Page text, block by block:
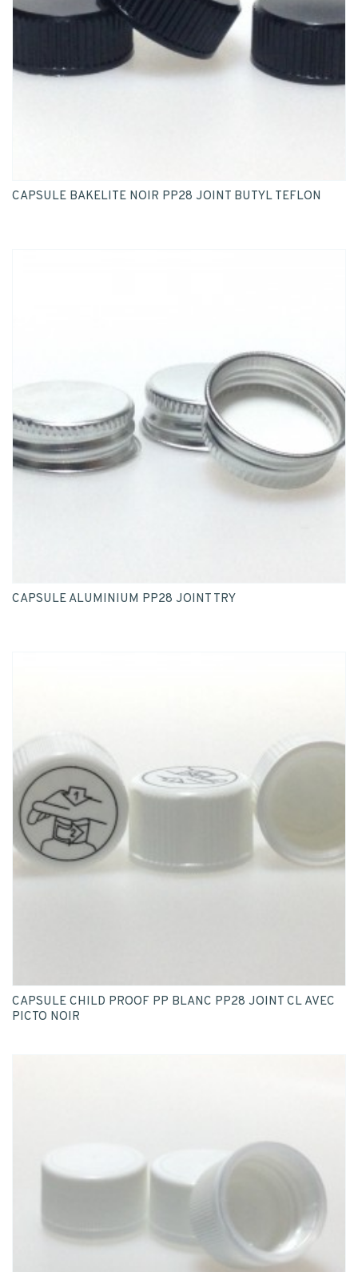
CAPSULE BAKELITE NOIR PP28 JOINT BUTYL TEFLON
CAPSULE ALUMINIUM PP28 JOINT TRY
CAPSULE CHILD PROOF PP BLANC PP28 JOINT CL AVEC
PICTO NOIR